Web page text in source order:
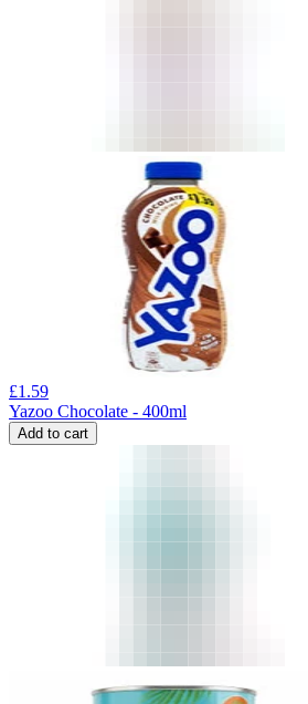
£1.59
Yazoo Chocolate - 400ml
Add to cart